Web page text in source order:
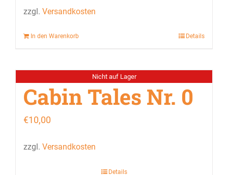
zzgl. Versandkosten
In den Warenkorb Details
Nicht auf Lager
Cabin Tales Nr. 0
€10,00
zzgl. Versandkosten
Details